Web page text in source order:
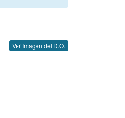
Ver Imagen del D.O.